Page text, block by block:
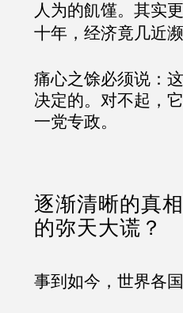
人为的飢馑。其实
十年，经济竟几近濒
痛心之馀必须说：
决定的。对不起，
一党专政。
逐渐清晰的真
的弥天大谎？
事到如今，世界各